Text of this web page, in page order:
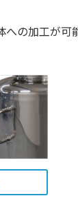
の加工が可